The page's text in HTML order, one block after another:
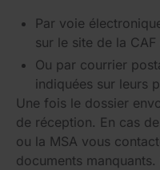
Par voie
sur le site de la CAF
Ou par courrier
indiquées sur leurs
Une fois le dossier
de réception. En cas
ou la MSA vous
documents